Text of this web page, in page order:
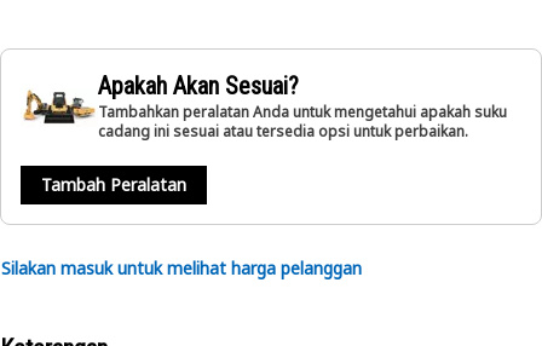
Apakah Akan Sesuai?
Tambahkan peralatan Anda untuk mengetahui apakah suku
cadang ini sesuai atau tersedia opsi untuk perbaikan.
Tambah Peralatan
Silakan masuk untuk melihat harga pelanggan